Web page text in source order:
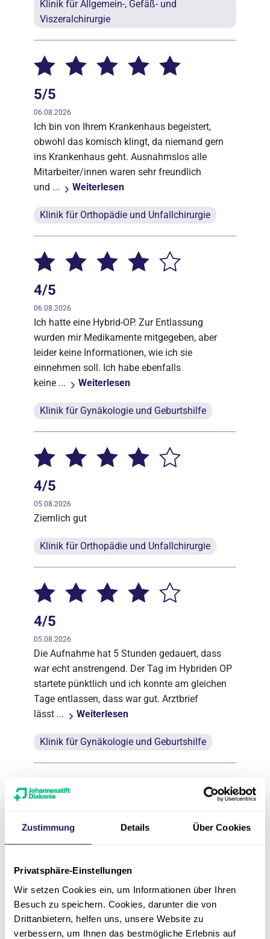
Zustimmung Details Über Cookies
Privatsphäre-Einstellungen
Wir setzen Cookies ein, um Informationen über Ihren
Besuch zu speichern. Cookies, darunter die von
Drittanbietern, helfen uns, unsere Website zu
verbessern, um Ihnen das bestmögliche Erlebnis auf
Klinik für Allgemein-, Gefäß- und
Viszeralchirurgie
5/5
06.08.2026
Ich bin von Ihrem Krankenhaus begeistert,
obwohl das komisch klingt, da niemand gern
ins Krankenhaus geht. Ausnahmslos alle
Mitarbeiter/innen waren sehr freundlich
und ...
Weiterlesen
Klinik für Orthopädie und Unfallchirurgie
4/5
06.08.2026
Ich hatte eine Hybrid-OP. Zur Entlassung
wurden mir Medikamente mitgegeben, aber
leider keine Informationen, wie ich sie
einnehmen soll. Ich habe ebenfalls
keine ...
Weiterlesen
Klinik für Gynäkologie und Geburtshilfe
4/5
05.08.2026
Ziemlich gut
Klinik für Orthopädie und Unfallchirurgie
4/5
05.08.2026
Die Aufnahme hat 5 Stunden gedauert, dass
war echt anstrengend. Der Tag im Hybriden OP
startete pünktlich und ich konnte am gleichen
Tage entlassen, dass war gut. Arztbrief
lässt ...
Weiterlesen
Klinik für Gynäkologie und Geburtshilfe
05.08.2026
mir wurde das Kreuzband operiert. Ich empfand
das Krankenhaus als sehr angenehm und sehr
organisiert.
Klinik für Orthopädie und Unfallchirurgie